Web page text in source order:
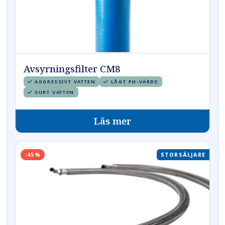
Avsyrningsfilter CM8
AGGRESSIVT VATTEN
LÅGT PH-VÄRDE
SURT VATTEN
Läs mer
-45% STORSÄLJARE